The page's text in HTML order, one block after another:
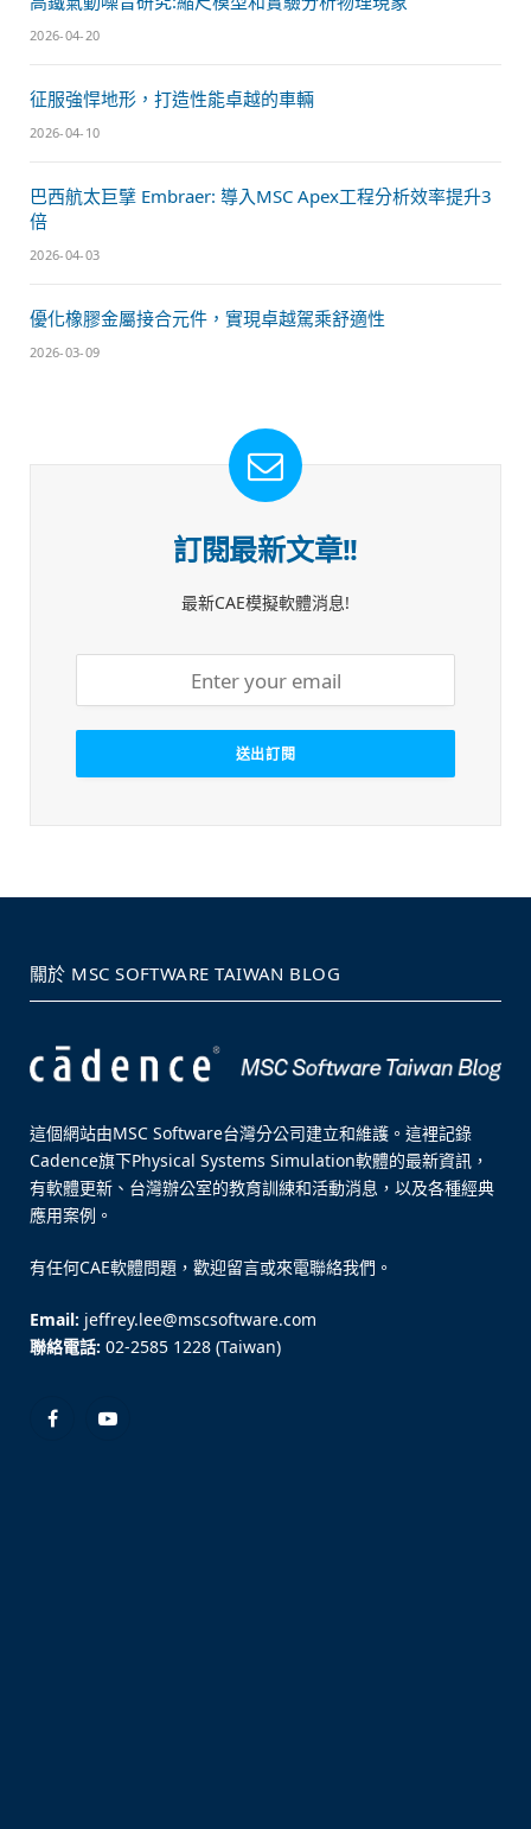
2026-04-20
征服強悍地形，打造性能卓越的車輛
2026-04-10
巴西航太巨擘 Embraer: 導入MSC Apex工程分析效率提升3
倍
2026-04-03
優化橡膠金屬接合元件，實現卓越駕乘舒適性
2026-03-09
訂閱最新文章!!
最新CAE模擬軟體消息!
關於 MSC SOFTWARE TAIWAN BLOG
這個網站由MSC Software台灣分公司建立和維護。這裡記錄
Cadence旗下Physical Systems Simulation軟體的最新資訊，
有軟體更新、台灣辦公室的教育訓練和活動消息，以及各種經典
應用案例。
有任何CAE軟體問題，歡迎留言或來電聯絡我們。
Email: jeffrey.lee@mscsoftware.com
聯絡電話: 02-2585 1228 (Taiwan)
FacebookYouTube